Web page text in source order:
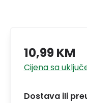
10,99 KM
Cijena sa
Dostava ili